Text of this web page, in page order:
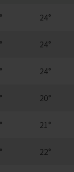
24°
24°
24°
20°
21°
22°